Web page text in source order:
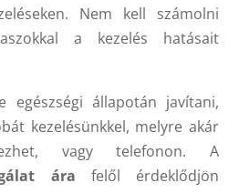
Nem kell számolni
a kezelés hatásait
egészségi állapotán javítani,
kezelésünkkel, melyre akár
vagy telefonon. A
ára felől érdeklődjön